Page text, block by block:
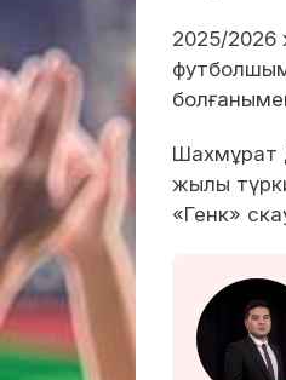
2025/2026
Шахмұрат
жылы
«Генк»